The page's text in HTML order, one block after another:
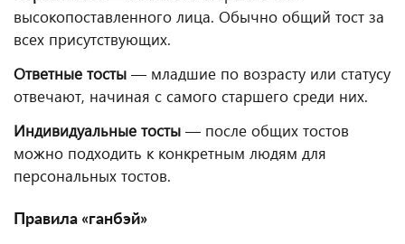
высокопоставленного лица. Обычно общий тост за
всех присутствующих.
Ответные тосты — младшие по возрасту или статусу
отвечают, начиная с самого старшего среди них.
Индивидуальные тосты — после общих тостов
можно подходить к конкретным людям для
персональных тостов.
Правила «ганбэй»